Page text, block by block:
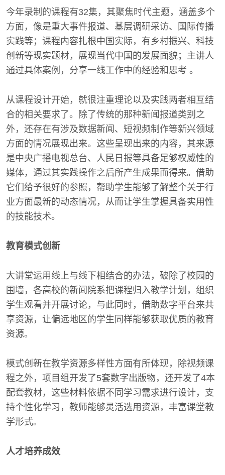
今年录制的课程有32集，其聚焦时代主题，涵盖多个
方面，像是重大事件报道、基层调研采访、国际传播
实践等；课程内容扎根中国实际，有乡村振兴、科技
创新等现实题材，展现当代中国的发展面貌；主讲人
通过具体案例，分享一线工作中的经验和思考 。
从课程设计开始，就很注重理论以及实践两者相互结
合的相关要求了。除了传统的那种新闻报道类别之
外，还存在有涉及数据新闻、短视频制作等新兴领域
方面的情况展现出来。这些呈现出来的内容，其来源
是中央广播电视总台、人民日报等具备足够权威性的
媒体，通过其实践操作之后所产生成果而得来。借助
它们给予很好的参照，帮助学生能够了解整个关于行
业方面最新的动态情况，从而让学生掌握具备实用性
的技能技术。
教育模式创新
大讲堂运用线上与线下相结合的办法，破除了校园的
围墙，各高校的新闻院系把课程归入教学计划，组织
学生观看并开展讨论，与此同时，借助数字平台来共
享资源，让偏远地区的学生同样能够获取优质的教育
资源。
模式创新在教学资源多样性方面有所体现，除视频课
程之外，项目组开发了5套数字出版物，还开发了4本
配套教材，这些材料依据不同学习需求进行设计，支
持个性化学习，教师能够灵活选用资源，丰富课堂教
学形式。
人才培养成效